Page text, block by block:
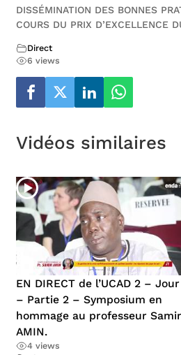
DISSÉMINATION DES BONNES
COURS DU PRIX D’EXCELLENCE
Direct
6 views
Vidéos similaires
EN DIRECT de l’UCAD 2 – Jour
– Partie 2 – Symposium en
hommage au professeur Samir
AMIN.
4 views